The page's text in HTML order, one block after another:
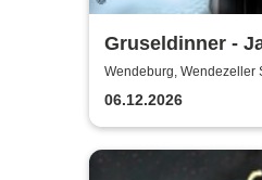
Gruseldinner -
Ripper
Wendeburg, Wendezeller
06.12.2026